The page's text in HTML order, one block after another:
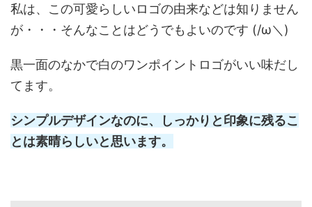
私は、この可愛らしいロゴの由来などは知りません
が・・・そんなことはどうでもよいのです (/ω＼)
黒一面のなかで白のワンポイントロゴがいい味だし
てます。
シンプルデザインなのに、しっかりと印象に残るこ
とは素晴らしいと思います。